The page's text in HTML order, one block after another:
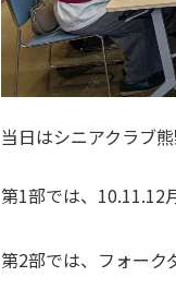
当日はシニアクラブ
第1部では、10.11.12
第2部では、フォーク